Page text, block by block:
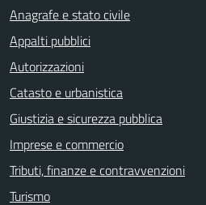
Anagrafe e stato civile
Appalti pubblici
Autorizzazioni
Catasto e urbanistica
Giustizia e sicurezza pubblica
Imprese e commercio
Tributi, finanze e contravvenzioni
Turismo